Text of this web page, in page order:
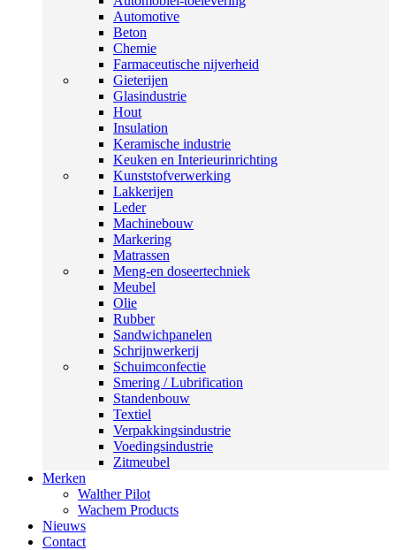
Automotive
Beton
Chemie
Farmaceutische nijverheid
Gieterijen
Glasindustrie
Hout
Insulation
Keramische industrie
Keuken en Interieurinrichting
Kunststofverwerking
Lakkerijen
Leder
Machinebouw
Markering
Matrassen
Meng-en doseertechniek
Meubel
Olie
Rubber
Sandwichpanelen
Schrijnwerkerij
Schuimconfectie
Smering / Lubrification
Standenbouw
Textiel
Verpakkingsindustrie
Voedingsindustrie
Zitmeubel
Merken
Walther Pilot
Wachem Products
Nieuws
Contact